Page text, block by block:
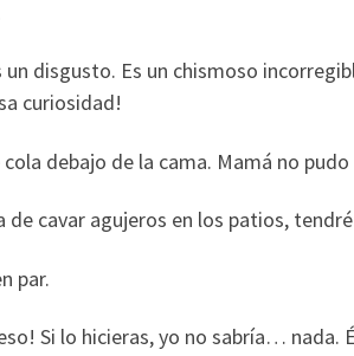
disgusto. Es un chismoso
curiosidad!
debajo de la cama. Mamá no
de cavar agujeros en los patios,
par.
Si lo hicieras, yo no sabría… nada.